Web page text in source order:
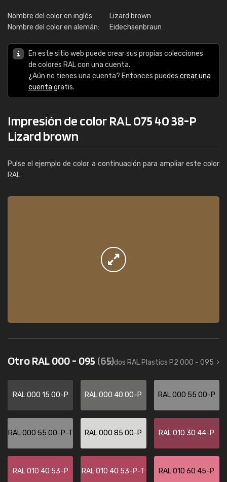
Nombre del color en inglés:
Lizard brown
Nombre del color en alemán:
Eidechsenbraun
En este sitio web puede crear sus propias colecciones
de colores RAL con una cuenta.
¿Aún no tienes una cuenta? Entonces puedes crear una
cuenta gratis.
Impresión de color RAL 075 40 38-P
Lizard brown
Pulse el ejemplo de color a continuación para ampliar este color
RAL:
Otro RAL 000 - 095 (65)todos RAL Plastics P2 000 - 095
RAL 000 15 00-P RAL 000 40 00-P RAL 000 55 00-P
RAL 000 55 00-P-T RAL 000 85 00-P RAL 010 30 44-P
RAL 010 40 53-P RAL 010 40 53-P-T RAL 010 60 45-P